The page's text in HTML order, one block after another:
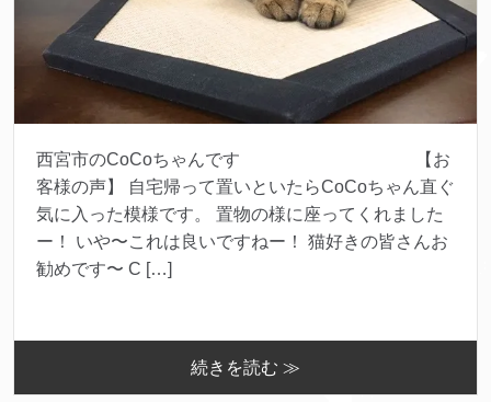
西宮市のCoCoちゃんです 【お
客様の声】 自宅帰って置いといたらCoCoちゃん直ぐ
気に入った模様です。 置物の様に座ってくれました
ー！ いや〜これは良いですねー！ 猫好きの皆さんお
勧めです〜 C […]
続きを読む ≫